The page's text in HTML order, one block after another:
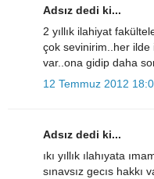
Adsız dedi ki...
2 yıllık ilahiyat
çok sevinirim..her ilde
var..ona gidip daha
12 Temmuz 2012
Adsız dedi ki...
ıkı yıllık ılahıyata
sınavsız gecıs hakkı